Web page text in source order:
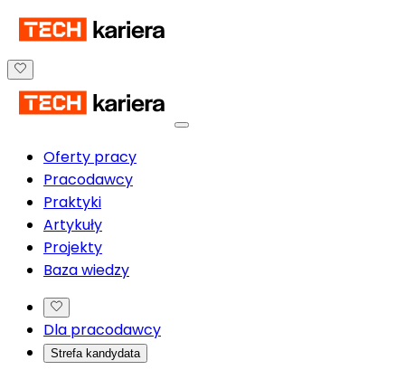
Oferty pracy
Pracodawcy
Praktyki
Artykuły
Projekty
Baza wiedzy
Dla pracodawcy
Strefa kandydata